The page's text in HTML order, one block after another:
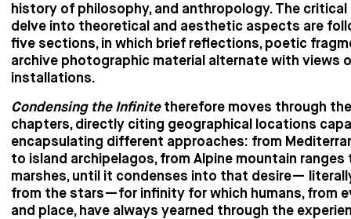
history of philosophy, and anthropology. The
delve into theoretical and aesthetic aspects are
five sections, in which brief reflections, poetic
archive photographic material alternate with views
installations.
Condensing the Infinite therefore moves through
chapters, directly citing geographical locations
encapsulating different approaches: from
to island archipelagos, from Alpine mountain
marshes, until it condenses into that desire—
from the stars—for infinity for which humans, from
and place, have always yearned through the